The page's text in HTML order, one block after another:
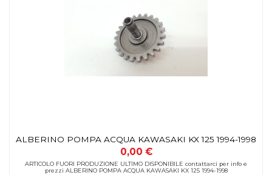
ALBERINO POMPA ACQUA KAWASAKI KX 125 1994-1998
0,00 €
ARTICOLO FUORI PRODUZIONE ULTIMO DISPONIBILE contattarci per info e
prezzi ALBERINO POMPA ACQUA KAWASAKI KX 125 1994-1998